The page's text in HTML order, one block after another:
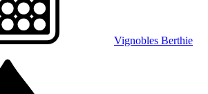
Vignobles Berthie